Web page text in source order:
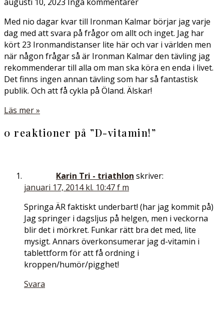
Med nio dagar kvar till Ironman Kalmar börjar jag varje
dag med att svara på frågor om allt och inget. Jag har
kört 23 Ironmandistanser lite här och var i världen men
när någon frågar så är Ironman Kalmar den tävling jag
rekommenderar till alla om man ska köra en enda i livet.
Det finns ingen annan tävling som har så fantastisk
publik. Och att få cykla på Öland. Älskar!
Läs mer »
0 reaktioner på ”D-vitamin!”
Karin Tri - triathlon skriver:
januari 17, 2014 kl. 10:47 f m
Springa ÄR faktiskt underbart! (har jag kommit på)
Jag springer i dagsljus på helgen, men i veckorna
blir det i mörkret. Funkar rätt bra det med, lite
mysigt. Annars överkonsumerar jag d-vitamin i
tablettform för att få ordning i
kroppen/humör/pigghet!
Svara